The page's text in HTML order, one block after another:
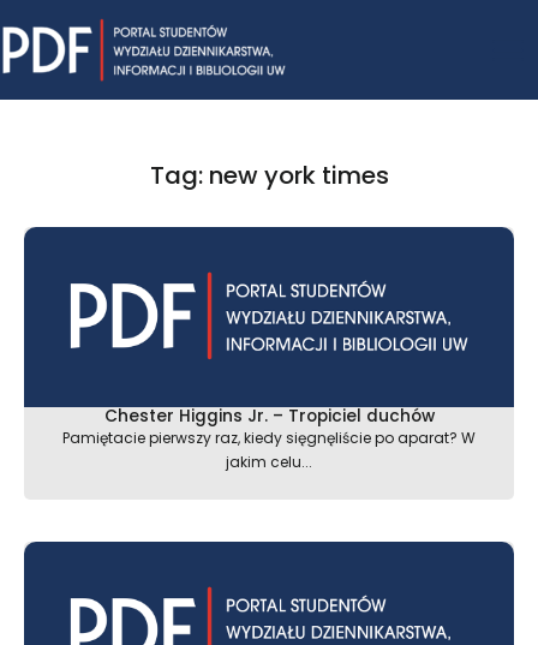
to
content
Tag: new york times
Chester Higgins Jr. – Tropiciel duchów
Pamiętacie pierwszy raz, kiedy sięgnęliście po aparat? W
jakim celu...